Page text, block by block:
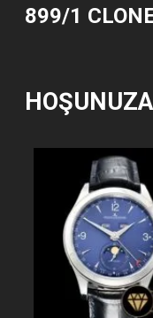
899/1